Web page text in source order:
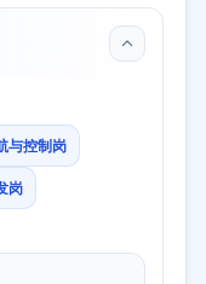
与控制岗
岗